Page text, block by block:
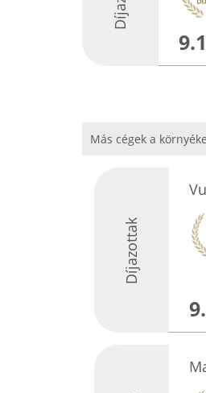
9.1
Más cégek a
Díjazottak